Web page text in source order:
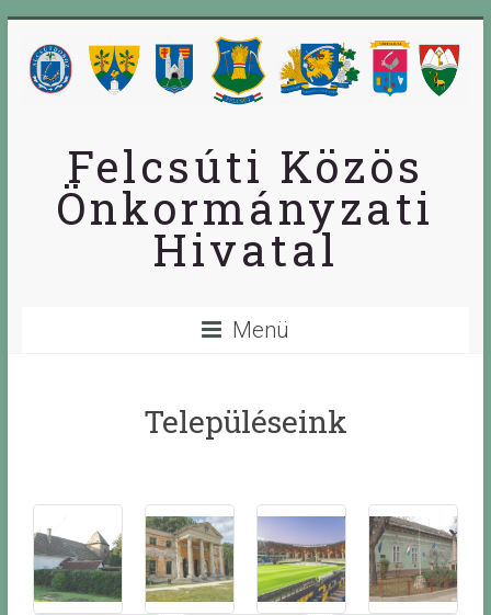
Felcsúti Közös
Önkormányzati
Hivatal
Menü
Településeink